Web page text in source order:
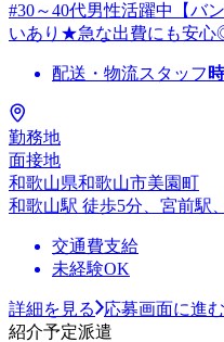
#30～40代男性活躍中【バ
いあり★急な出費にも安心
配送・物流スタッフ
勤務地
面接地
和歌山県和歌山市美園町
和歌山駅 徒歩5分、宮前駅
交通費支給
未経験OK
詳細を見る
応募画面に進む
紹介予定派遣